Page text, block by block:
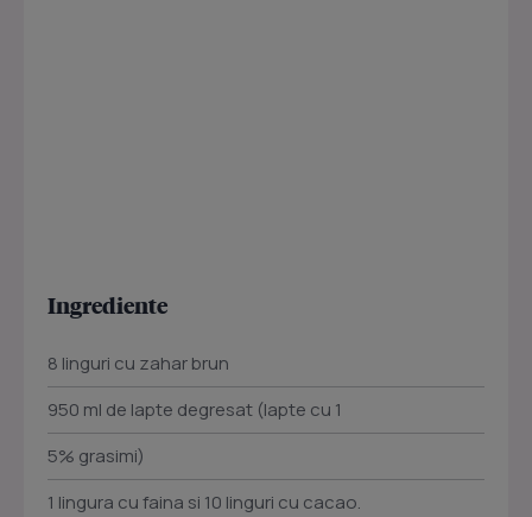
Ingrediente
8 linguri cu zahar brun
950 ml de lapte degresat (lapte cu 1
5% grasimi)
1 lingura cu faina si 10 linguri cu cacao.